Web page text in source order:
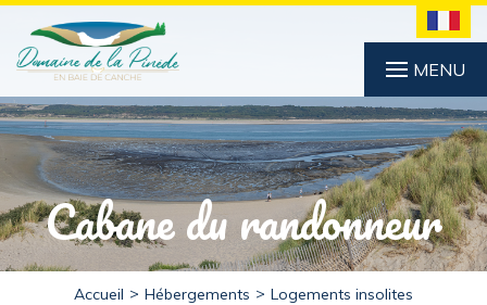
MENU
Cabane du randonneur
Accueil Hébergements
Logements insolites